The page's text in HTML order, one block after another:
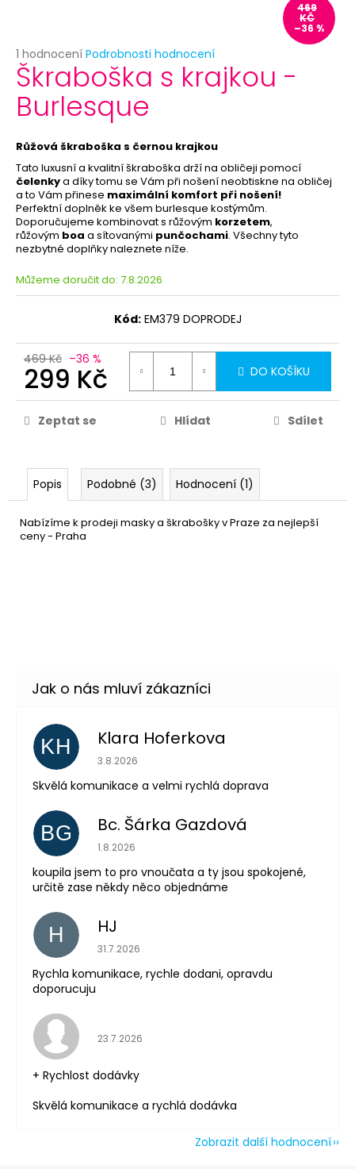
Průměrné
hodnocení
produktu
je
5,0
5
1 hodnocení Podrobnosti hodnocení
Škraboška s krajkou -
Burlesque
Růžová škraboška s černou krajkou
Tato luxusní a kvalitní škraboška drží na obličeji pomocí
čelenkya díky tomu se Vám při nošení neobtiskne na obličej
a to Vám přinese maximální komfort při nošení!
Perfektní doplněk ke všem burlesque kostýmům.
Doporučujeme kombinovat s růžovým korzetem,
růžovým boa a sítovanými punčochami. Všechny tyto
nezbytné doplňky naleznete níže.
Můžeme doručit do: 7.8.2026
Kód: EM379 DOPRODEJ
469 Kč –36 %
299 Kč DO KOŠÍKU
Zeptat se Hlídat Sdílet
469
KČ
–36 %
Popis Podobné (3) Hodnocení (1)
Nabízíme k prodeji masky a škrabošky v Praze za nejlepší
ceny - Praha
KH Klara Hoferkova
Hodnocení obchodu je 5 z 5 hvězdiček.
3.8.2026
Skvělá komunikace a velmi rychlá doprava
BG Bc. Šárka Gazdová
Hodnocení obchodu je 5 z 5 hvězdiček.
1.8.2026
koupila jsem to pro vnoučata a ty jsou spokojené,
určitě zase někdy něco objednáme
H HJ
Hodnocení obchodu je 5 z 5 hvězdiček.
31.7.2026
Rychla komunikace, rychle dodani, opravdu
doporucuju
Hodnocení obchodu je 5 z 5 hvězdiček.
23.7.2026
+ Rychlost dodávky
Skvělá komunikace a rychlá dodávka
Zobrazit další hodnocení
e
m
e
-
PAPÍROVÁ
MASKA
K
DOMALOVÁNÍ
39
Kč